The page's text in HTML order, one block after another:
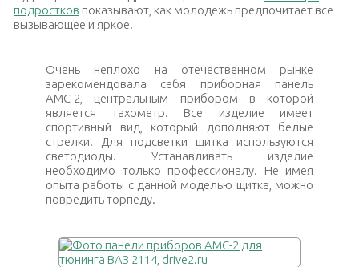
подростков показывают, как молодежь предпочитает все
вызывающее и яркое.
Очень неплохо на отечественном рынке
зарекомендовала себя приборная панель
АМС-2 , центральным прибором в которой
является тахометр. Все изделие имеет
спортивный вид, который дополняют белые
стрелки. Для подсветки щитка используются
светодиоды. Устанавливать изделие
необходимо только профессионалу. Не имея
опыта работы с данной моделью щитка, можно
повредить торпеду.